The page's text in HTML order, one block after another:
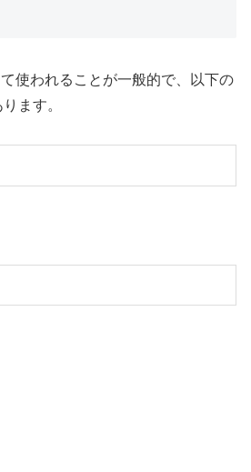
使われることが一般的で、以下の
ます。